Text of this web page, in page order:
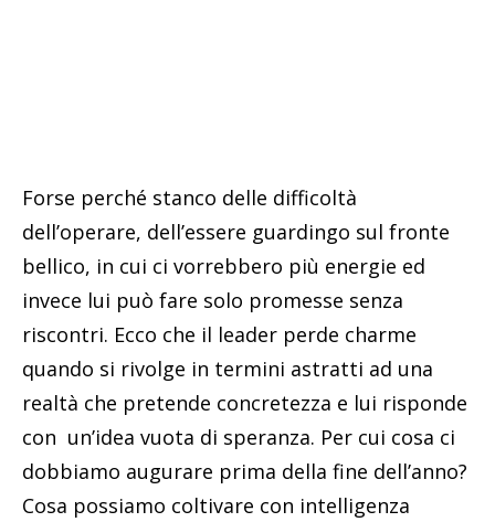
Forse perché stanco delle difficoltà
dell’operare, dell’essere guardingo sul fronte
bellico, in cui ci vorrebbero più energie ed
invece lui può fare solo promesse senza
riscontri. Ecco che il leader perde charme
quando si rivolge in termini astratti ad una
realtà che pretende concretezza e lui risponde
con un’idea vuota di speranza. Per cui cosa ci
dobbiamo augurare prima della fine dell’anno?
Cosa possiamo coltivare con intelligenza